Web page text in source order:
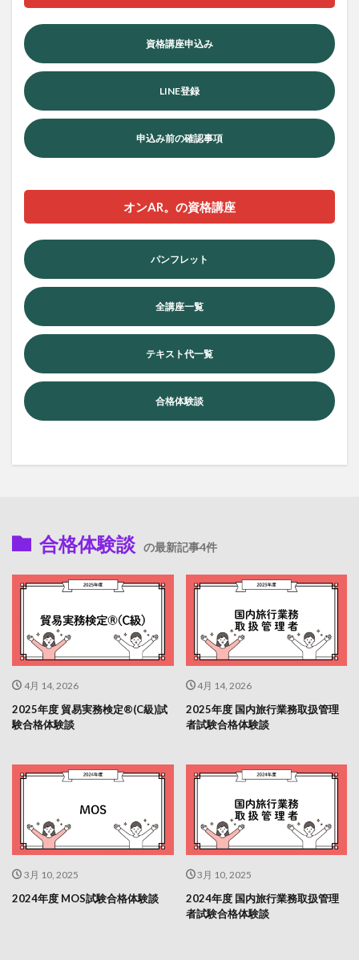
資格講座申込み
LINE登録
申込み前の確認事項
オンAR。の資格講座
パンフレット
全講座一覧
テキスト代一覧
合格体験談
合格体験談 の最新記事4件
4月 14, 2026
2025年度 貿易実務検定®(C級)試
験合格体験談
4月 14, 2026
2025年度 国内旅行業務取扱管理
者試験合格体験談
3月 10, 2025
2024年度 MOS試験合格体験談
3月 10, 2025
2024年度 国内旅行業務取扱管理
者試験合格体験談